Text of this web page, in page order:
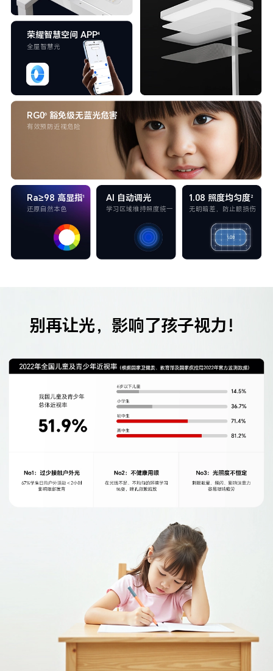
1.08 照度均匀度2
无明暗差，防止眼损伤
荣耀智慧空间 APP4
全屋智慧光
Ra≥98 高显指1
还原自然本色
AI 自动调光
学习区域维持照度统一
RG06 豁免级无蓝光危害
有效预防近视危险
别再让光，影响了孩子视力！